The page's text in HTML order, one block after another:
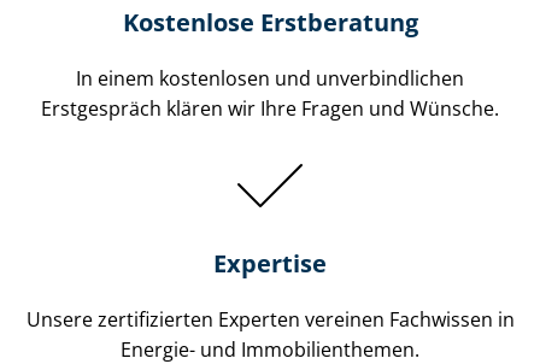
Kostenlose Erstberatung
In einem kostenlosen und unverbindlichen
Erstgespräch klären wir Ihre Fragen und Wünsche.
Expertise
Unsere zertifizierten Experten vereinen Fachwissen in
Energie- und Im­mo­bi­li­en­the­men.